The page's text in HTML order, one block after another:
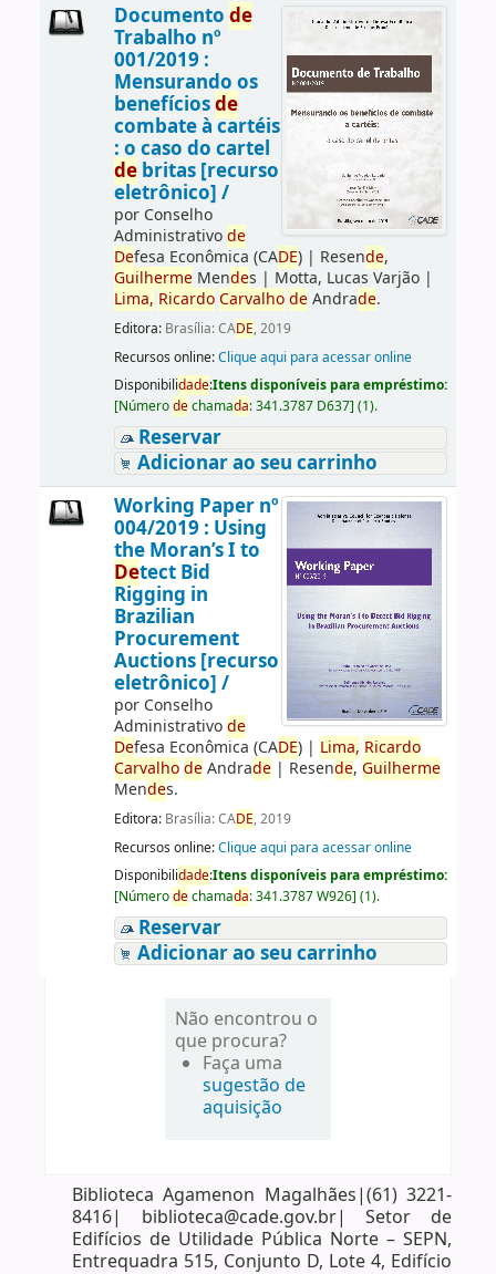
Documento de
Trabalho nº
001/2019 :
Mensurando os
benefíciosde
combate à cartéis
: o caso do cartel
debritas [recurso
eletrônico] /
por Conselho
Administrativode
Defesa Econômica (CADE)| Resende,
GuilhermeMendes | Motta, Lucas Varjão|
Lima, Ricardo Carvalho deAndrade.
Editora: Brasília: CADE, 2019
Recursos online:Clique aqui para acessar online
Disponibilidade:Itens disponíveis para empréstimo:
[Númerodechamada:341.3787 D637] (1).
Reservar
Adicionar ao seu carrinho
Working Paper nº
004/2019 : Using
the Moran’s I to
Detect Bid
Rigging in
Brazilian
Procurement
Auctions [recurso
eletrônico] /
por Conselho
Administrativode
Defesa Econômica (CADE)| Lima, Ricardo
Carvalho deAndrade| Resende, Guilherme
Mendes.
Editora: Brasília: CADE, 2019
Recursos online:Clique aqui para acessar online
Disponibilidade:Itens disponíveis para empréstimo:
[Númerodechamada:341.3787 W926] (1).
Reservar
Adicionar ao seu carrinho
Não encontrou o
que procura?
Faça uma
sugestão de
aquisição
Biblioteca Agamenon Magalhães|(61) 3221-
8416| biblioteca@cade.gov.br| Setor de
Edifícios de Utilidade Pública Norte – SEPN,
Entrequadra 515, Conjunto D, Lote 4, Edifício